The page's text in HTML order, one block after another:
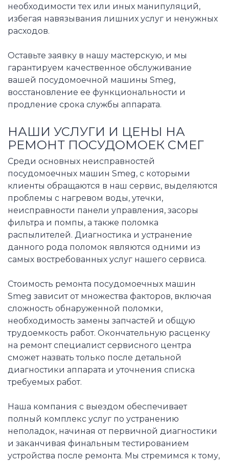
необходимости тех или иных манипуляций,
избегая навязывания лишних услуг и ненужных
расходов.
Оставьте заявку в нашу мастерскую, и мы
гарантируем качественное обслуживание
вашей посудомоечной машины Smeg,
восстановление ее функциональности и
продление срока службы аппарата.
НАШИ УСЛУГИ И ЦЕНЫ НА
РЕМОНТ ПОСУДОМОЕК СМЕГ
Среди основных неисправностей
посудомоечных машин Smeg, с которыми
клиенты обращаются в наш сервис, выделяются
проблемы с нагревом воды, утечки,
неисправности панели управления, засоры
фильтра и помпы, а также поломка
распылителей. Диагностика и устранение
данного рода поломок являются одними из
самых востребованных услуг нашего сервиса.
Стоимость ремонта посудомоечных машин
Smeg зависит от множества факторов, включая
сложность обнаруженной поломки,
необходимость замены запчастей и общую
трудоемкость работ. Окончательную расценку
на ремонт специалист сервисного центра
сможет назвать только после детальной
диагностики аппарата и уточнения списка
требуемых работ.
Наша компания с выездом обеспечивает
полный комплекс услуг по устранению
неполадок, начиная от первичной диагностики
и заканчивая финальным тестированием
устройства после ремонта. Мы стремимся к тому,